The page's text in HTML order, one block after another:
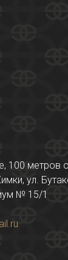
100 метров
ул.
№ 15/1